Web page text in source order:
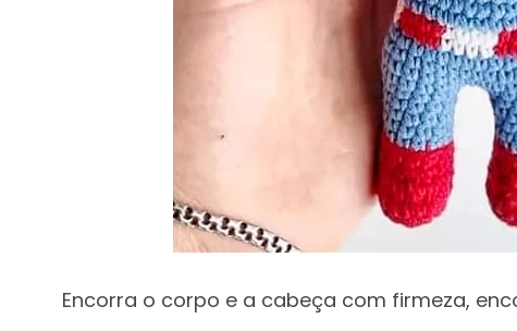
Encorra o corpo e a cabeça com firmeza,